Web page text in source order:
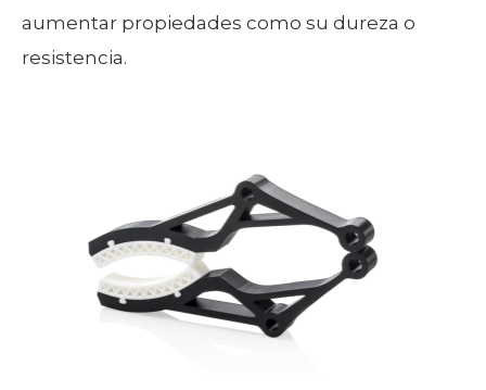
aumentar propiedades como su dureza o
resistencia.